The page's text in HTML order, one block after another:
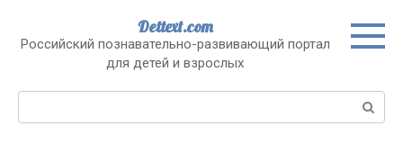
контенту
Dettext.com
Российский познавательно-развивающий портал
для детей и взрослых
Поиск: